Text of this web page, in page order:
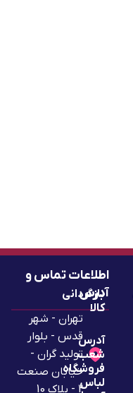
بازگردانی
کالا
آدرس
شعب
فروشگاه
لباس
تهران - شهر
قدس - بلوار
تولید گران -
خیابان صنعت
2 - پلاک 10
اطلاعات تماس و
آدرس